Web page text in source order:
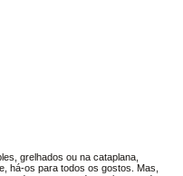
grelhados ou na cataplana,
há-os para todos os gostos. Mas,